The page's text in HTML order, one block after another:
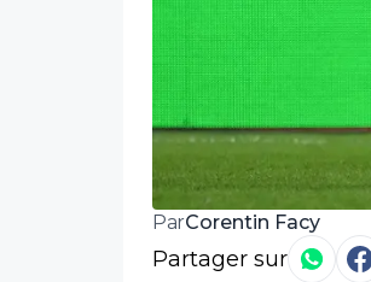
ParCorentin Facy
Partager sur